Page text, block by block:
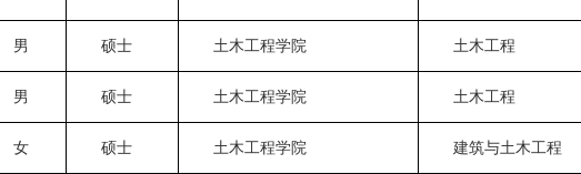
男 硕士 土木工程学院 土木工程
男 硕士 土木工程学院 土木工程
女 硕士 土木工程学院 建筑与土木工程